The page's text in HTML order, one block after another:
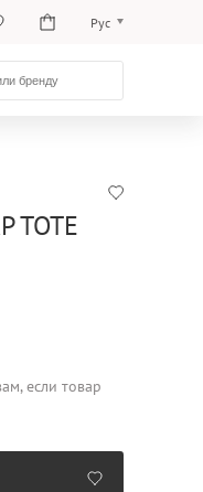
Рус
Рус
TOTE
если товар